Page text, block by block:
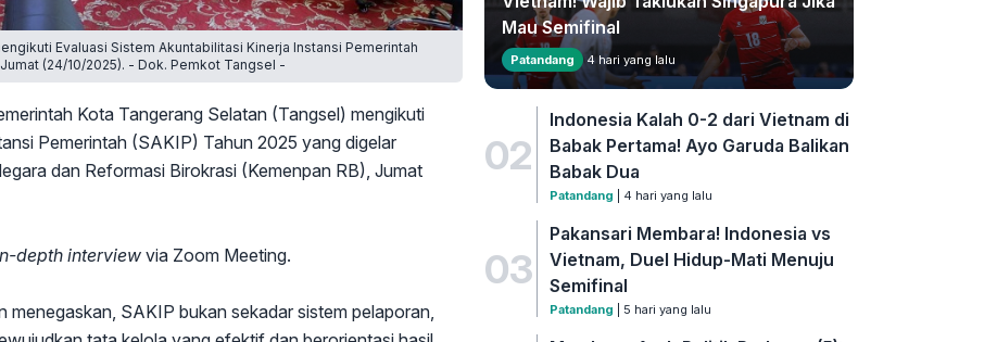
Evaluasi Sistem Akuntabilitasi Kinerja Instansi Pemerintah
(24/10/2025). - Dok. Pemkot Tangsel -
Kota Tangerang Selatan (Tangsel) mengikuti
Pemerintah (SAKIP) Tahun 2025 yang digelar
dan Reformasi Birokrasi (Kemenpan RB), Jumat
depth interview via Zoom Meeting.
menegaskan, SAKIP bukan sekadar sistem pelaporan,
Mau Semifinal
Patandang 4 hari yang lalu
02
Indonesia Kalah 0-2 dari Vietnam di
Babak Pertama! Ayo Garuda Balikan
Babak Dua
Patandang | 4 hari yang lalu
03
Pakansari Membara! Indonesia vs
Vietnam, Duel Hidup-Mati Menuju
Semifinal
Patandang | 5 hari yang lalu